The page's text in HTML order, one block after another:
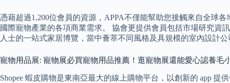
憑藉超過1,200位會員的資源，APPA不僅能幫助您接觸來自全球
國際寵物產業的各項商業需求。 協會更提供會員包括市場研究資
人士的一站式家居博覽，當中薈萃不同風格及具規模的室內設計
寵物用品展: 寵物展必買寵物用品推薦！逛寵物展還能愛心認養毛
Shopee 蝦皮購物是東南亞最大的線上購物平台，以創新的 app